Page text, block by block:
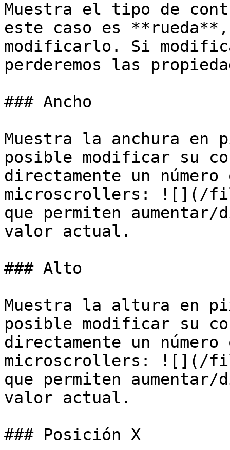
Muestra el tipo de
este caso es **rueda**,
modificarlo. Si
perderemos las
### Ancho
Muestra la anchura
posible modificar su
directamente un
microscrollers: ![](/
que permiten
valor actual.
### Alto
Muestra la altura en
posible modificar su
directamente un
microscrollers: ![](/
que permiten
valor actual.
### Posición X